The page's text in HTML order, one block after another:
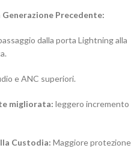
Precedente:
dalla porta Lightning alla
e ANC superiori.
migliorata: leggero incremento
Custodia: Maggiore protezione